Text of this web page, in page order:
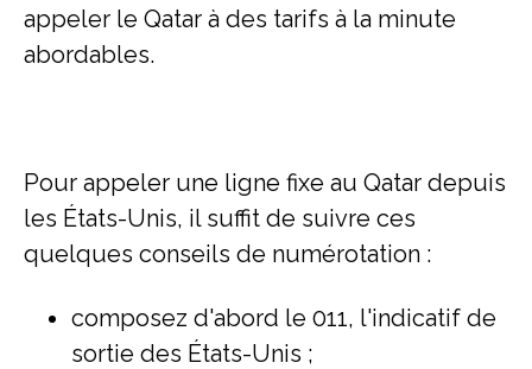
appeler le Qatar à des tarifs à la minute
abordables.
Pour appeler une ligne fixe au Qatar depuis
les États-Unis, il suffit de suivre ces
quelques conseils de numérotation :
composez d'abord le 011, l'indicatif de
sortie des États-Unis ;